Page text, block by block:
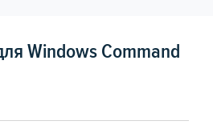
Windows Command